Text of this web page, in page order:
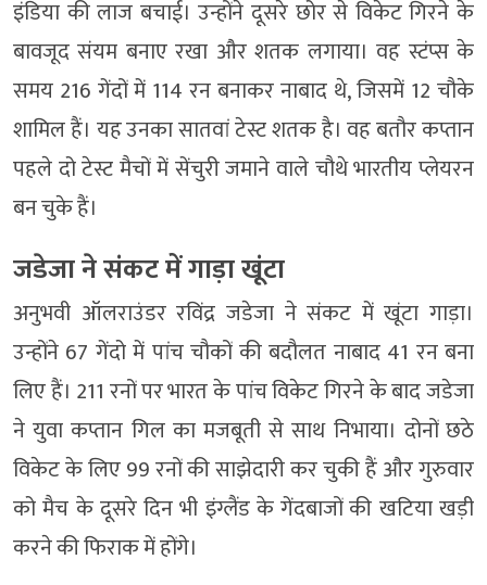
इंडिया की लाज बचाई। उन्होंने दूसरे छोर से विकेट गिरने के
बावजूद संयम बनाए रखा और शतक लगाया। वह स्टंप्स के
समय 216 गेंदों में 114 रन बनाकर नाबाद थे, जिसमें 12 चौके
शामिल हैं। यह उनका सातवां टेस्ट शतक है। वह बतौर कप्तान
पहले दो टेस्ट मैचों में सेंचुरी जमाने वाले चौथे भारतीय प्लेयरन
बन चुके हैं।
जडेजा ने संकट में गाड़ा खूंटा
अनुभवी ऑलराउंडर रविंद्र जडेजा ने संकट में खूंटा गाड़ा।
उन्होंने 67 गेंदो में पांच चौकों की बदौलत नाबाद 41 रन बना
लिए हैं। 211 रनों पर भारत के पांच विकेट गिरने के बाद जडेजा
ने युवा कप्तान गिल का मजबूती से साथ निभाया। दोनों छठे
विकेट के लिए 99 रनों की साझेदारी कर चुकी हैं और गुरुवार
को मैच के दूसरे दिन भी इंग्लैंड के गेंदबाजों की खटिया खड़ी
करने की फिराक में होंगे।